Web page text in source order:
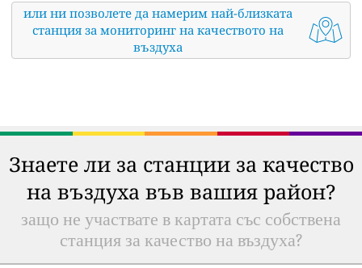
или ни позволете да намерим най-близката
станция за мониторинг на качеството на
въздуха
Знаете ли за станции за качество
на въздуха във вашия район?
защо не участвате в картата със собствена
станция за качество на въздуха?